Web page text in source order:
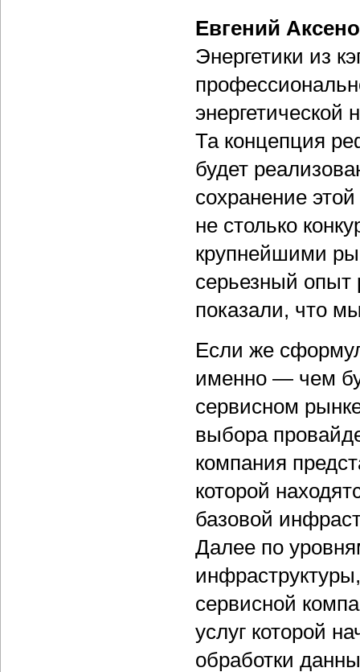
Евгений
Энергетики из
Та концепция
будет
сохранение
не столько
крупнейшими
серьезный опыт
показали, что
Если же
именно — чем
сервисном
выбора
компания
которой
базовой
Далее по
сервисной
услуг которой
обработки